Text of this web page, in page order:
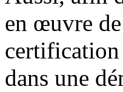
en œuvre
certification
dans une